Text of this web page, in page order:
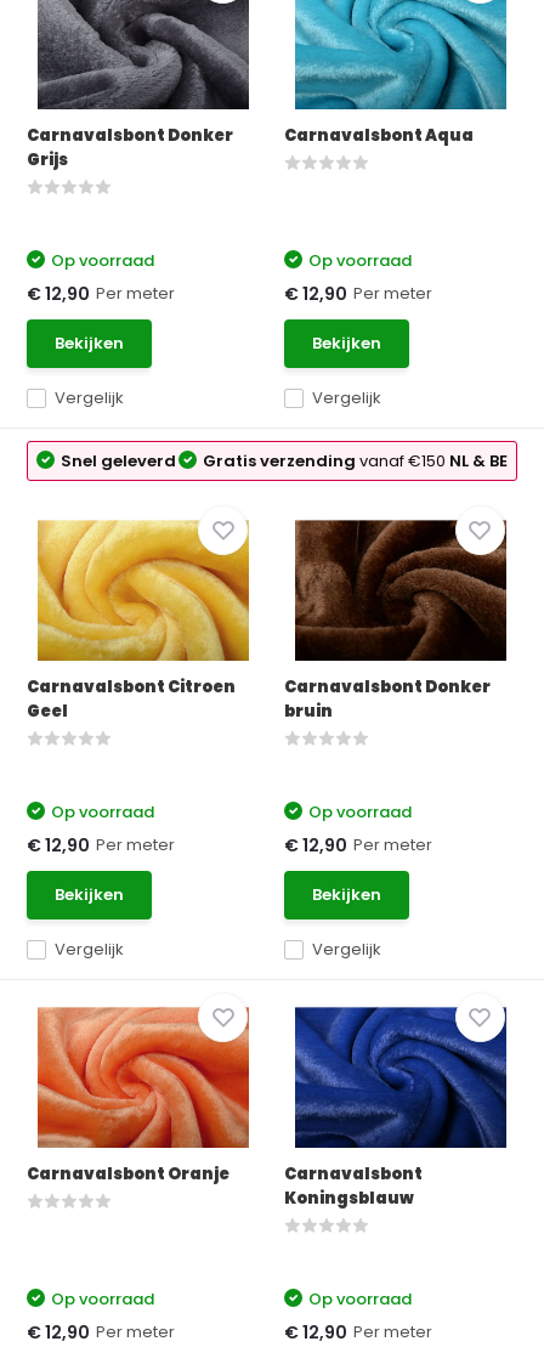
Carnavalsbont Donker
Grijs
Vergelijk
Op voorraad
€ 12,90 Per meter
Bekijken
Carnavalsbont Aqua
Vergelijk
Op voorraad
€ 12,90 Per meter
Bekijken
Snel geleverd Gratis verzendingvanaf €150 NL & BE
Carnavalsbont Citroen
Geel
Vergelijk
Op voorraad
€ 12,90 Per meter
Bekijken
Carnavalsbont Donker
bruin
Vergelijk
Op voorraad
€ 12,90 Per meter
Bekijken
Carnavalsbont Oranje
Op voorraad
€ 12,90 Per meter
Carnavalsbont
Koningsblauw
Op voorraad
€ 12,90 Per meter